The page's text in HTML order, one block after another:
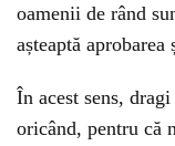
oamenii de rând
așteaptă
În acest sens,
oricând, pentru că